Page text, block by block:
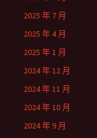
2025 年 7 月
2025 年 4 月
2025 年 1 月
2024 年 12 月
2024 年 11 月
2024 年 10 月
2024 年 9 月